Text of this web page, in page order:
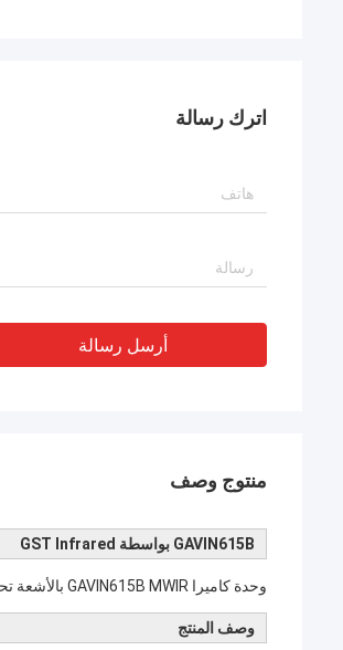
اترك رسالة
أرسل رسالة
منتوج وصف
GAVIN615B بواسطة GST Infrared
وحدة كاميرا GAVIN615B MWIR بالأشعة تحت الحمراء تدمج كاشف الأشعة تحت الحمراء MCT 640x512 / 15μm
وصف المنتج